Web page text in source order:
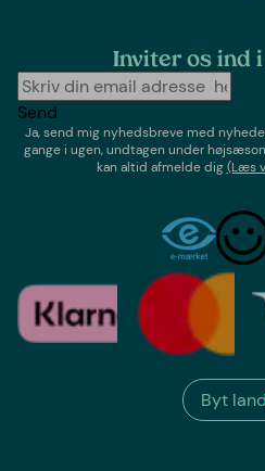
Inviter os ind
Send
Ja, send mig nyhedsbreve med
gange i ugen,undtagen under
kan altid afmelde dig(Læs
Byt land